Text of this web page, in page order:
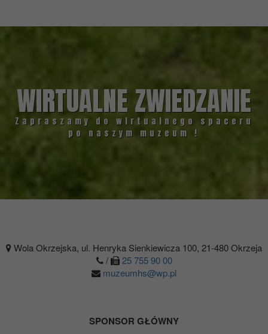
WIRTUALNE ZWIEDZANIE
Zapraszamy do wirtualnego spaceru
po naszym muzeum !
Wola Okrzejska, ul. Henryka Sienkiewicza 100, 21-480 Okrzeja
/
25 755 90 00
muzeumhs@wp.pl
SPONSOR GŁÓWNY